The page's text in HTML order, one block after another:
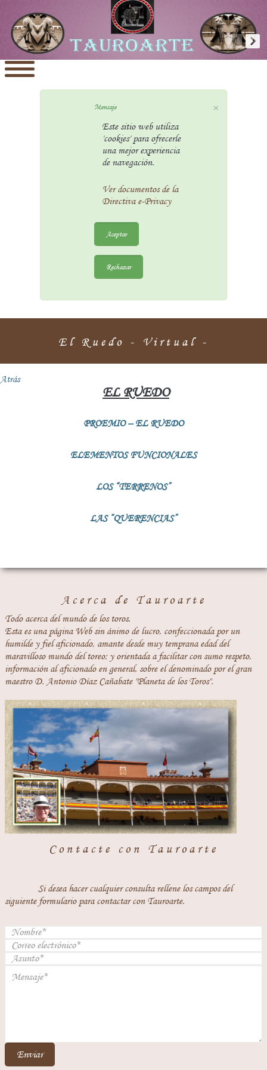
×
Mensaje
Este sitio web utiliza
'cookies' para ofrecerle
una mejor experiencia
de navegación.
Ver documentos de la
Directiva e-Privacy
Aceptar
Rechazar
El Ruedo - Virtual -
Atrás
EL RUEDO
PROEMIO – EL RUEDO
ELEMENTOS FUNCIONALES
LOS “TERRENOS”
LAS “QUERENCIAS”
Acerca de Tauroarte
Todo acerca del mundo de los toros.
Esta es una página Web sin ánimo de lucro, confeccionada por un
humilde y fiel aficionado, amante desde muy temprana edad del
maravilloso mundo del toreo; y orientada a facilitar con sumo respeto,
información al aficionado en general, sobre el denominado por el gran
maestro D. Antonio Díaz Cañabate "Planeta de los Toros".
Contacte con Tauroarte
Si desea hacer cualquier consulta rellene los campos del
siguiente formulario para contactar con Tauroarte.
Enviar